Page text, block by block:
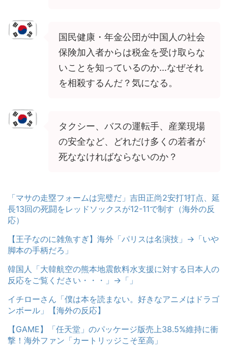
国民健康・年金公団が中国人の社会
保険加入者からは税金を受け取らな
いことを知っているのか…なぜそれ
を相殺するんだ？気になる。
タクシー、バスの運転手、産業現場
の安全など、どれだけ多くの若者が
死ななければならないのか？
「マサの走塁フォームは完璧だ」吉田正尚2安打1打点、延
長13回の死闘をレッドソックスが12-11で制す（海外の反
応）
【王子なのに雑魚すぎ】海外「パリスは名演技」→「いや
脚本の手柄だろ」
韓国人「大韓航空の熊本地震飲料水支援に対する日本人の
反応をご覧ください・・・」→「」
イチローさん「僕は本を読まない。好きなアニメはドラゴ
ンボール」【海外の反応】
【GAME】「任天堂」のパッケージ版売上38.5%維持に衝
撃！海外ファン「カートリッジこそ至高」